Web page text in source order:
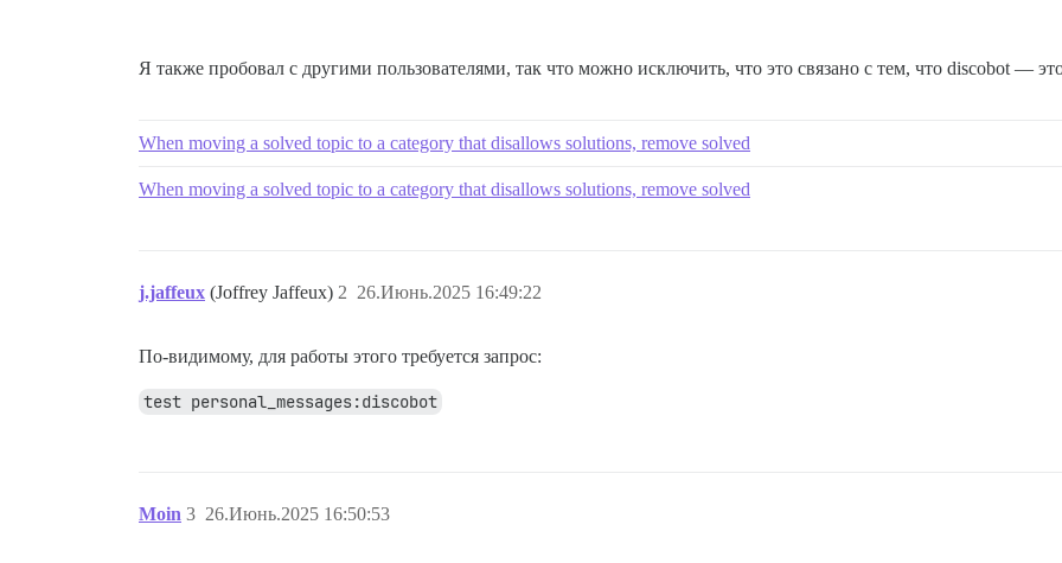
Я также пробовал с другими пользователями, так что можно исключить, что это связано с тем, что discobot —
When moving a solved topic to a category that disallows solutions, remove solved
When moving a solved topic to a category that disallows solutions, remove solved
j.jaffeux (Joffrey Jaffeux) 26.Июнь.2025 16:49:22
2
По-видимому, для работы этого требуется запрос:
test personal_messages:discobot
Moin 26.Июнь.2025 16:50:53
3